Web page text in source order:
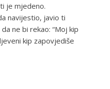
je mjedeno.
navijestio, javio ti
ne bi rekao: “Moj kip
kip zapovjediše